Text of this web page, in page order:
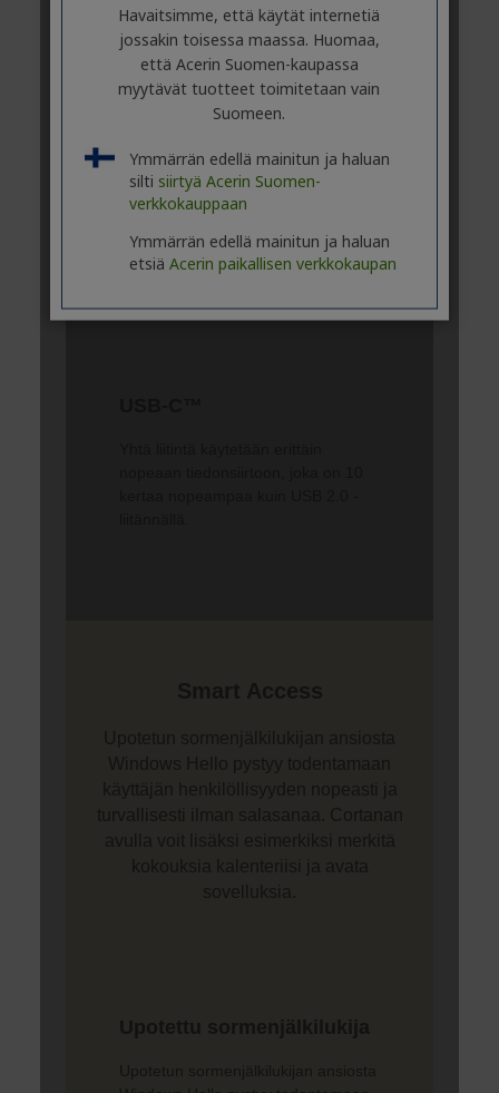
Havaitsimme, että käytät internetiä
jossakin toisessa maassa. Huomaa,
että Acerin Suomen-kaupassa
myytävät tuotteet toimitetaan vain
Suomeen.
Ymmärrän edellä mainitun ja haluan
silti siirtyä Acerin Suomen-
verkkokauppaan
Ymmärrän edellä mainitun ja haluan
etsiä Acerin paikallisen verkkokaupan